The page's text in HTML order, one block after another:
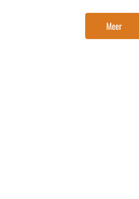
Meer